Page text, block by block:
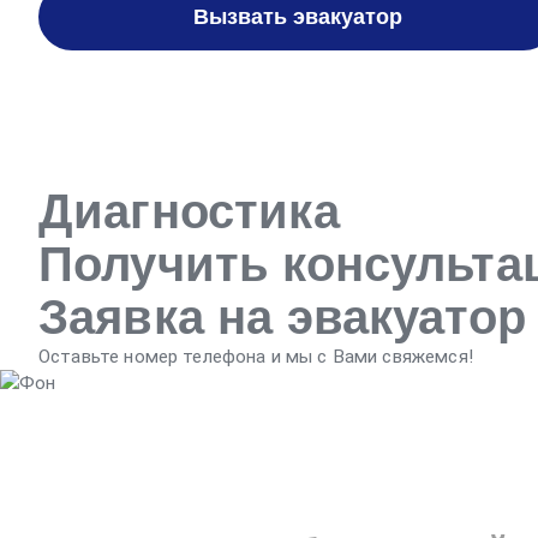
Вызвать эвакуатор
Диагностика
Получить
Заявка на эвакуатор
Оставьте номер телефона и мы с Вами свяжемся!